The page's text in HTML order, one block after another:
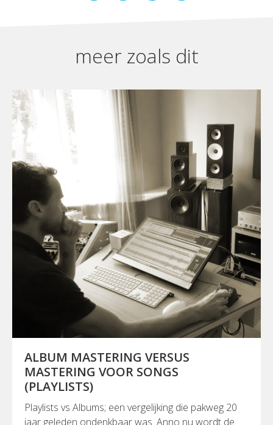
meer zoals dit
ALBUM MASTERING VERSUS
MASTERING VOOR SONGS
(PLAYLISTS)
Playlists vs Albums; een vergelijking die pakweg 20
jaar geleden ondenkbaar was. Anno nu wordt de